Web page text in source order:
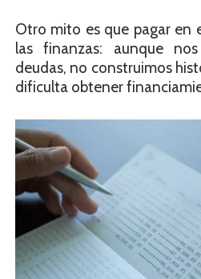
Otro mito es que pagar en
las finanzas: aunque
deudas, no construimos
dificulta obtener